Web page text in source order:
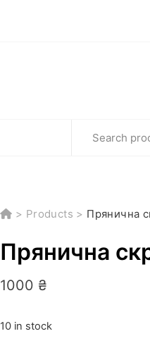
> Products > Прянична
Прянична
1000 ₴
10 in stock